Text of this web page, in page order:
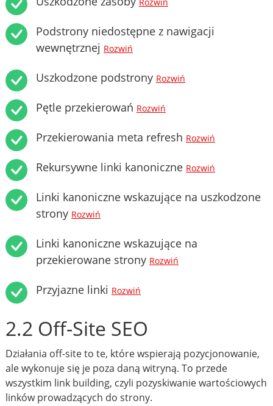
Podstrony niedostępne z nawigacji
wewnętrznej Rozwiń
Uszkodzone podstrony Rozwiń
Pętle przekierowań Rozwiń
Przekierowania meta refresh Rozwiń
Rekursywne linki kanoniczne Rozwiń
Linki kanoniczne wskazujące na uszkodzone
strony Rozwiń
Linki kanoniczne wskazujące na
przekierowane strony Rozwiń
Przyjazne linki Rozwiń
2.2 Off-Site SEO
Działania off-site to te, które wspierają pozycjonowanie,
ale wykonuje się je poza daną witryną. To przede
wszystkim link building, czyli pozyskiwanie wartościowych
linków prowadzących do strony.